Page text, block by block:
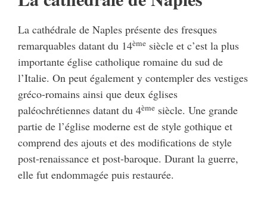
La cathédrale de Naples présente des fresques
remarquables datant du 14ème siècle et c’est la plus
importante église catholique romaine du sud de
l’Italie. On peut également y contempler des vestiges
gréco-romains ainsi que deux églises
paléochrétiennes datant du 4ème siècle. Une grande
partie de l’église moderne est de style gothique et
comprend des ajouts et des modifications de style
post-renaissance et post-baroque. Durant la guerre,
elle fut endommagée puis restaurée.